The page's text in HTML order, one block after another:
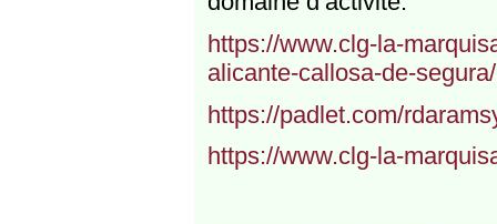
https://www.clg-la-
alicante-callosa-de-segura/
https://padlet.com/
https://www.clg-la-